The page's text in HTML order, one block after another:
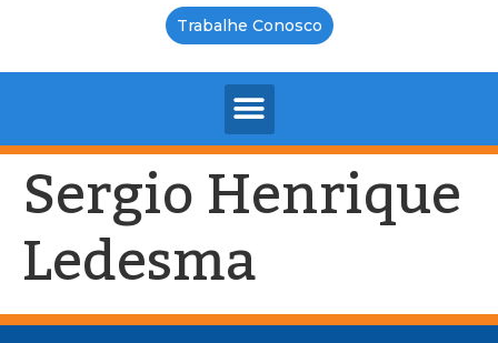
Trabalhe Conosco
Sergio Henrique
Ledesma